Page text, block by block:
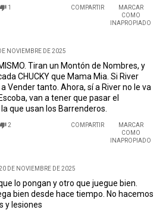
1 COMPARTIR
MARCAR
COMO
INAPROPIADO
NOVIEMBRE DE 2025
Tiran un Montón de Nombres, y
CHUCKY que Mama Mia. Si River
Vender tanto. Ahora, sí a River no le va
van a tener que pasar el
que usan los Barrenderos.
2 COMPARTIR
MARCAR
COMO
INAPROPIADO
DE NOVIEMBRE DE 2025
lo pongan y otro que juegue bien.
bien desde hace tiempo. No hacemos
y lesiones